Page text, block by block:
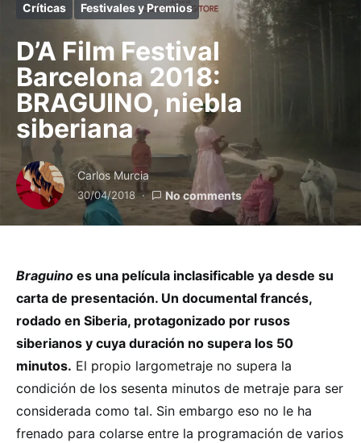
Críticas Festivales y Premios
D’A Film Festival
Barcelona 2018:
BRAGUINO, niebla
siberiana
Carlos Murcia
30/04/2018 No comments
Braguino es una película inclasificable ya desde su
carta de presentación. Un documental francés,
rodado en Siberia, protagonizado por rusos
siberianos y cuya duración no supera los 50
minutos. El propio largometraje no supera la
condición de los sesenta minutos de metraje para ser
considerada como tal. Sin embargo eso no le ha
frenado para colarse entre la programación de varios